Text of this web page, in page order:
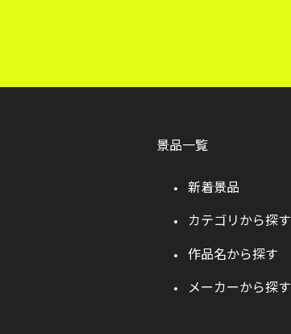
景品一覧
新着景品
カテゴリから探す
作品名から探す
メーカーから探す